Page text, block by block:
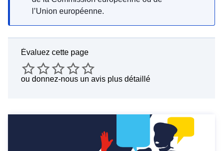
l’Union européenne.
Évaluez cette page
ou donnez-nous un avis plus détaillé